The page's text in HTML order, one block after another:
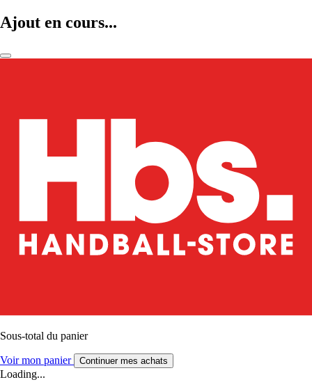
Ajout en cours...
Sous-total du panier
Voir mon panier Continuer mes achats
Loading...